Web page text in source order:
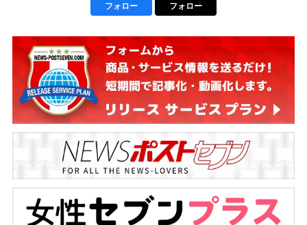
フォロー フォロー